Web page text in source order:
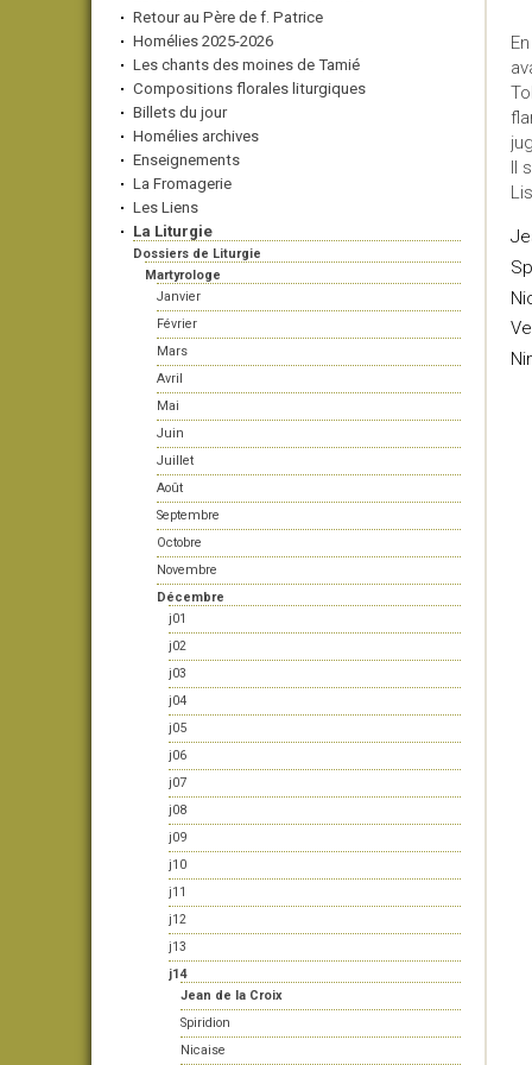
Retour au Père de f. Patrice
Homélies 2025-2026
Les chants des moines de Tamié
Compositions florales liturgiques
Billets du jour
Homélies archives
Enseignements
La Fromagerie
Les Liens
La Liturgie
Dossiers de Liturgie
Martyrologe
Janvier
Février
Mars
Avril
Mai
Juin
Juillet
Août
Septembre
Octobre
Novembre
Décembre
j01
j02
j03
j04
j05
j06
j07
j08
j09
j10
j11
j12
j13
j14
Jean de la Croix
Spiridion
Nicaise
Il